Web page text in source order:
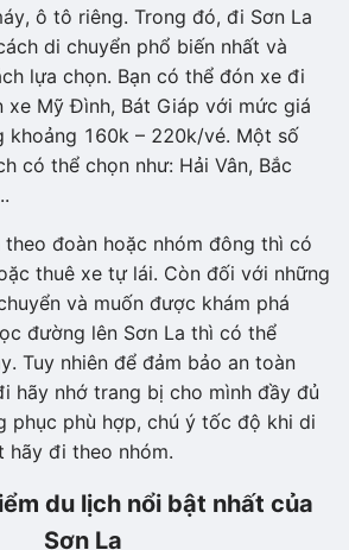
ô tô riêng. Trong đó, đi Sơn La
di chuyển phổ biến nhất và
lựa chọn. Bạn có thể đón xe đi
xe Mỹ Đình, Bát Giáp với mức giá
khoảng 160k – 220k/vé. Một số
có thể chọn như: Hải Vân, Bắc
đoàn hoặc nhóm đông thì có
thuê xe tự lái. Còn đối với những
và muốn được khám phá
đường lên Sơn La thì có thể
Tuy nhiên để đảm bảo an toàn
hãy nhớ trang bị cho mình đầy đủ
phục phù hợp, chú ý tốc độ khi di
hãy đi theo nhóm.
du lịch nổi bật nhất của
Sơn La